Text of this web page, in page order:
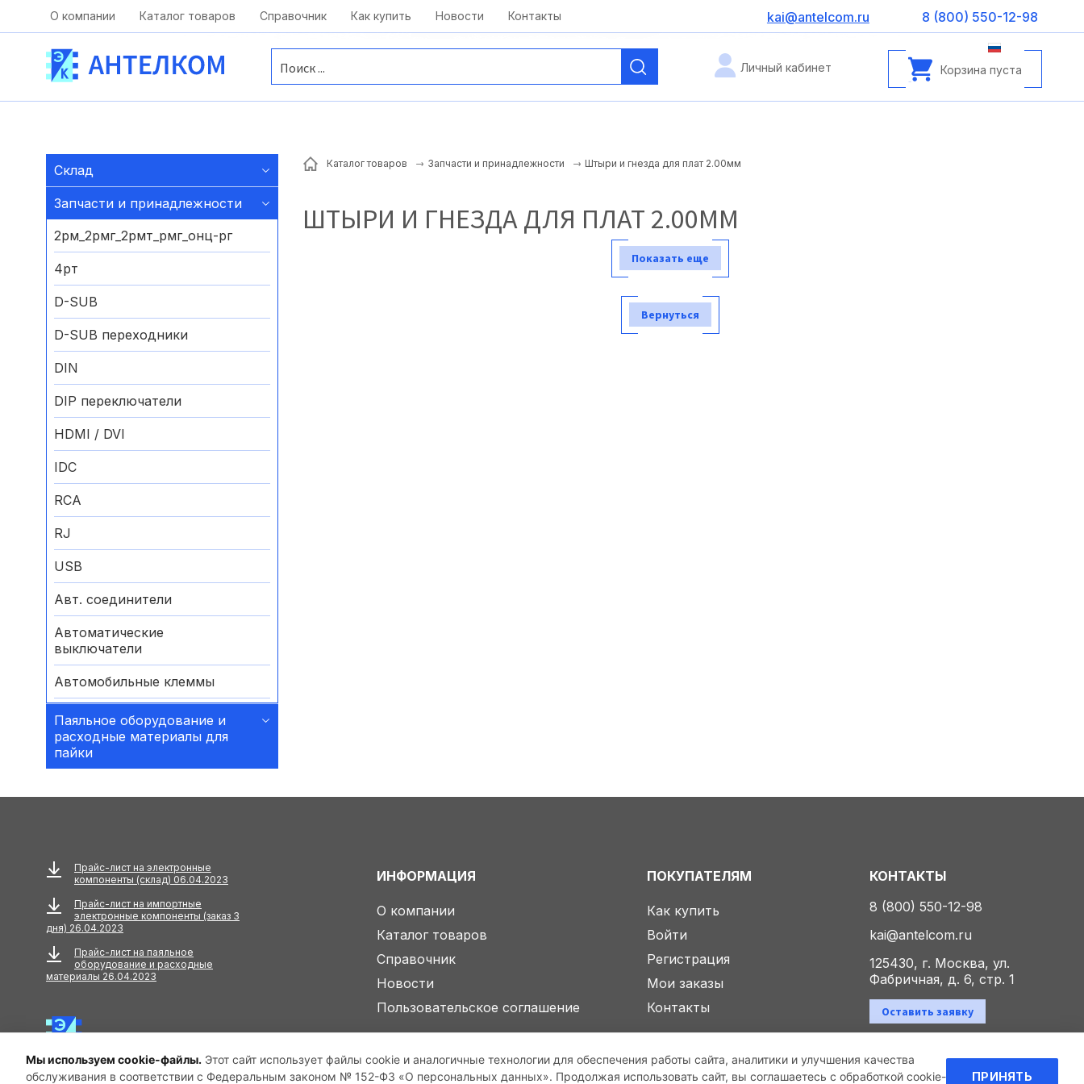
kai@antelcom.ru
Москва, ул. Московская, д.1 офис 1 c 08:00 до 20:00
О компании Каталог товаров Справочник Как купить Новости Контакты 8 (800) 550-12-98
kai@antelcom.ru
Корзина пуста
Личный кабинет
Мы используем cookie-файлы. Этот сайт использует файлы cookie и аналогичные технологии для обеспечения работы сайта, аналитики и улучшения качества
обслуживания в соответствии с Федеральным законом № 152-ФЗ «О персональных данных». Продолжая использовать сайт, вы соглашаетесь с обработкой cookie-
ПРИНЯТЬ
Склад
Запчасти и принадлежности
2рм_2рмг_2рмт_рмг_онц-рг
4рт
D-SUB
D-SUB переходники
DIN
DIP переключатели
HDMI / DVI
IDC
RCA
RJ
USB
Авт. соединители
Автоматические
выключатели
Автомобильные клеммы
Аккумуляторные батареи
Аксессуары
КОМПОНЕНТЫ
Амортизаторы
Анкера
АНТЕННЫ
Антенны GPS
Антенны WiFi
Антенны ТВ
Паяльное оборудование и
расходные материалы для
пайки
Каталог товаров Запчасти и принадлежности Штыри и гнезда для плат 2.00мм
ШТЫРИ И ГНЕЗДА ДЛЯ ПЛАТ 2.00ММ
Показать еще
Вернуться
Прайс-лист на электронные
компоненты (склад) 06.04.2023
Прайс-лист на импортные
электронные компоненты (заказ 3
дня) 26.04.2023
Прайс-лист на паяльное
оборудование и расходные
материалы 26.04.2023
ИНФОРМАЦИЯ
О компании
Каталог товаров
Справочник
Новости
Пользовательское соглашение
ПОКУПАТЕЛЯМ
Как купить
Войти
Регистрация
Мои заказы
Контакты
КОНТАКТЫ
8 (800) 550-12-98
kai@antelcom.ru
125430, г. Москва, ул.
Фабричная, д. 6, стр. 1
Оставить заявку
Политика конфиденциальности